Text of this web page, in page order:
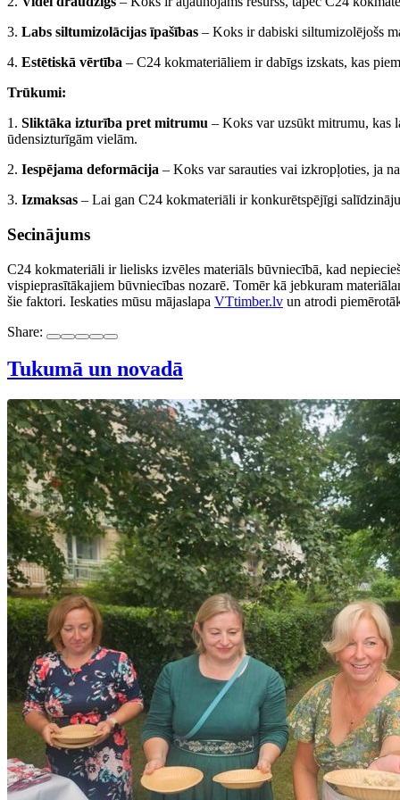
3. Labs siltumizolācijas īpašības – Koks ir dabiski siltumizolējošs
4. Estētiskā vērtība – C24 kokmateriāliem ir dabīgs izskats, kas
Trūkumi:
1. Sliktāka izturība pret mitrumu – Koks var uzsūkt mitrumu, kas
ūdensizturīgām vielām.
2. Iespējama deformācija – Koks var sarauties vai izkropļoties, ja
3. Izmaksas – Lai gan C24 kokmateriāli ir konkurētspējīgi
Secinājums
C24 kokmateriāli ir lielisks izvēles materiāls būvniecībā, kad
vispieprasītākajiem būvniecības nozarē. Tomēr kā jebkuram
šie faktori. Ieskaties mūsu mājaslapa VTtimber.lv un atrodi
Share:
Tukumā un novadā